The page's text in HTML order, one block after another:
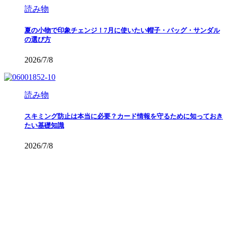
読み物
夏の小物で印象チェンジ！7月に使いたい帽子・バッグ・サンダル
の選び方
2026/7/8
読み物
スキミング防止は本当に必要？カード情報を守るために知っておき
たい基礎知識
2026/7/8